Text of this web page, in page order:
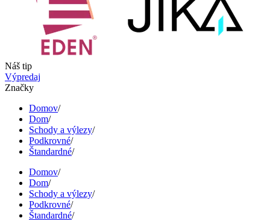
Náš tip
Výpredaj
Značky
Domov/
Dom/
Schody a výlezy/
Podkrovné/
Štandardné/
Domov/
Dom/
Schody a výlezy/
Podkrovné/
Štandardné/